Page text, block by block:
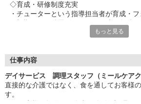
◇育成・研修制度充実
・チューターという指導担当者が育成・フ
・キャリアアップ支援制度を活用して働
・ツクイ独自の福祉厚生制度でプライベー
・子育て支援の福利厚生制度あり！子育
・スタッフ何でも相談窓口やライフキャリ
口あり
もっと見る
仕事内容
デイサービス 調理スタッフ（ミールケアク
直接的な介護ではなく、食を通してお客様
す。